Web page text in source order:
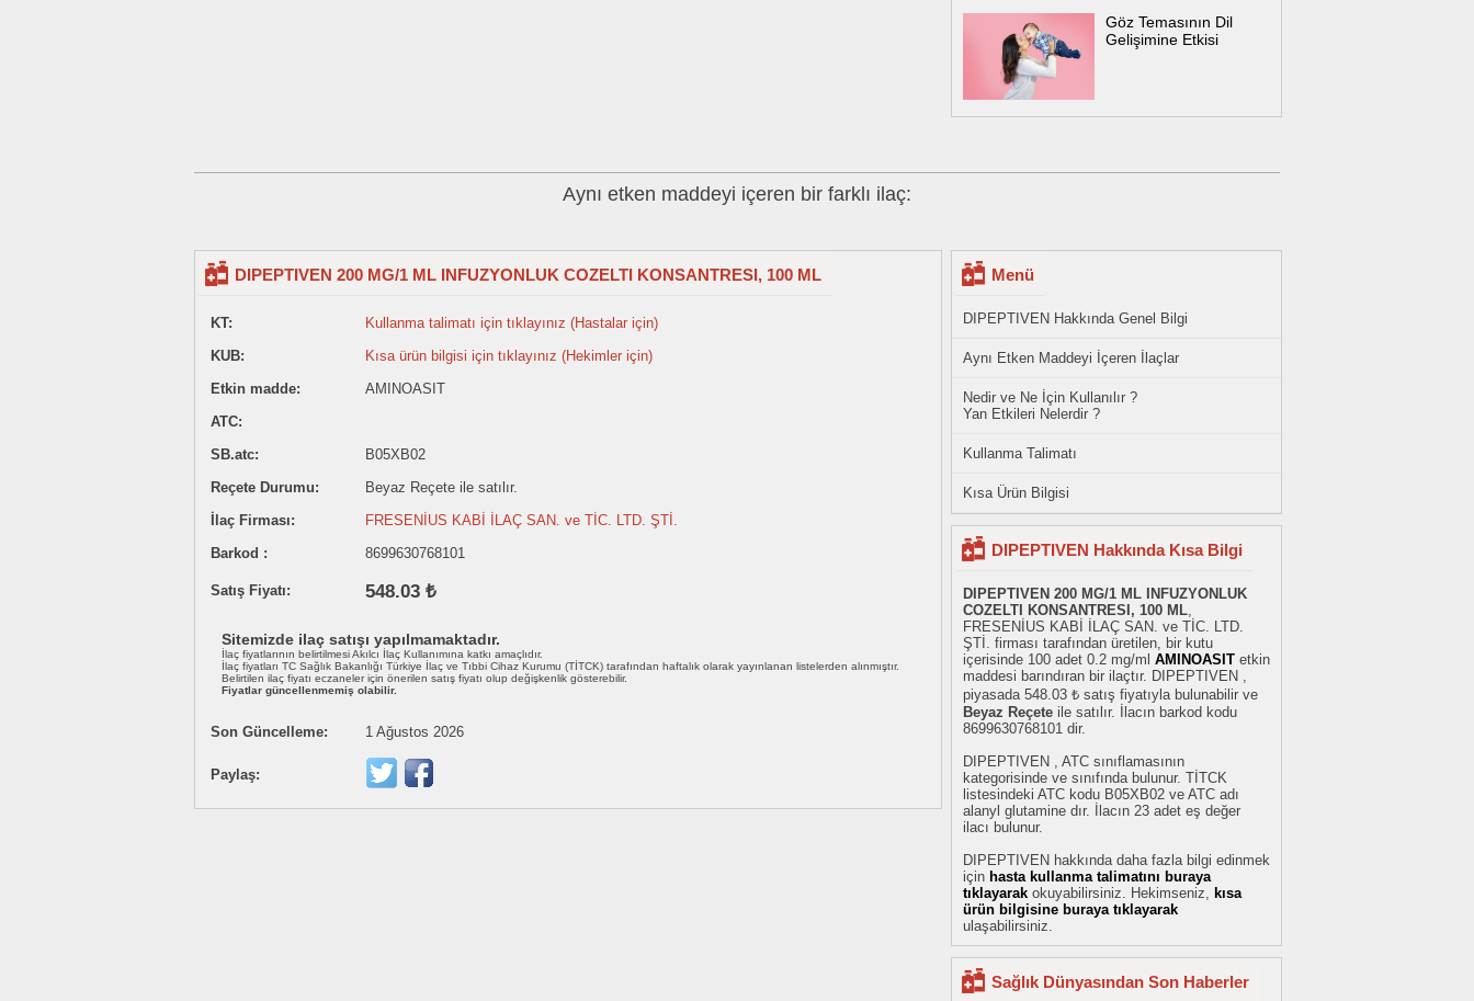
Göz Temasının Dil
Gelişimine Etkisi
Aynı etken maddeyi içeren bir farklı ilaç:
DIPEPTIVEN 200 MG/1 ML INFUZYONLUK COZELTI KONSANTRESI, 100 ML
KT:
Kullanma talimatı için tıklayınız (Hastalar için)
KUB:
Kısa ürün bilgisi için tıklayınız (Hekimler için)
Etkin madde:
AMINOASIT
ATC:
SB.atc:
B05XB02
Reçete Durumu:
Beyaz Reçete ile satılır.
İlaç Firması:
FRESENİUS KABİ İLAÇ SAN. ve TİC. LTD. ŞTİ.
Barkod :
8699630768101
Satış Fiyatı: 548.03 ₺
Sitemizde ilaç satışı yapılmamaktadır.
İlaç fiyatlarının belirtilmesi Akılcı İlaç Kullanımına katkı amaçlıdır.
İlaç fiyatları TC Sağlık Bakanlığı Türkiye İlaç ve Tıbbi Cihaz Kurumu (TİTCK) tarafından haftalık olarak yayınlanan listelerden alınmıştır.
Belirtilen ilaç fiyatı eczaneler için önerilen satış fiyatı olup değişkenlik gösterebilir.
Fiyatlar güncellenmemiş olabilir.
Son Güncelleme: 1 Ağustos 2026
Paylaş:
Menü
DIPEPTIVEN Hakkında Genel Bilgi
Aynı Etken Maddeyi İçeren İlaçlar
Nedir ve Ne İçin Kullanılır ?
Yan Etkileri Nelerdir ?
Kullanma Talimatı
Kısa Ürün Bilgisi
DIPEPTIVEN Hakkında Kısa Bilgi
DIPEPTIVEN 200 MG/1 ML INFUZYONLUK
COZELTI KONSANTRESI, 100 ML,
FRESENİUS KABİ İLAÇ SAN. ve TİC. LTD.
ŞTİ. firması tarafından üretilen, bir kutu
içerisinde 100 adet 0.2 mg/ml AMINOASIT etkin
maddesi barındıran bir ilaçtır. DIPEPTIVEN ,
piyasada 548.03 ₺ satış fiyatıyla bulunabilir ve
Beyaz Reçete ile satılır. İlacın barkod kodu
8699630768101 dir.
DIPEPTIVEN , ATC sınıflamasının
kategorisinde ve sınıfında bulunur. TİTCK
listesindeki ATC kodu B05XB02 ve ATC adı
alanyl glutamine dır. İlacın 23 adet eş değer
ilacı bulunur.
DIPEPTIVEN hakkında daha fazla bilgi edinmek
için hasta kullanma talimatını buraya
tıklayarak okuyabilirsiniz. Hekimseniz, kısa
ürün bilgisine buraya tıklayarak
ulaşabilirsiniz.
Sağlık Dünyasından Son Haberler